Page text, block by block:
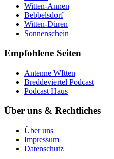
Witten-Annen
Bebbelsdorf
Witten-Düren
Sonnenschein
Empfohlene Seiten
Antenne WItten
Breddeviertel Podcast
Podcast Haus
Über uns & Rechtliches
Über uns
Impressum
Datenschutz